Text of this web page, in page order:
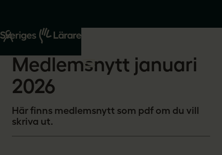
Start
Om oss
2026-01-30
Medlemsnytt januari
2026
Här finns medlemsnytt som pdf om du vill
skriva ut.